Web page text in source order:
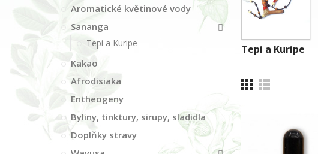
Tepi a Kuripe
Aromatické květinové vody
Sananga
Tepi a Kuripe
Kakao
Afrodisiaka
Entheogeny
Byliny, tinktury, sirupy, sladidla
Doplňky stravy